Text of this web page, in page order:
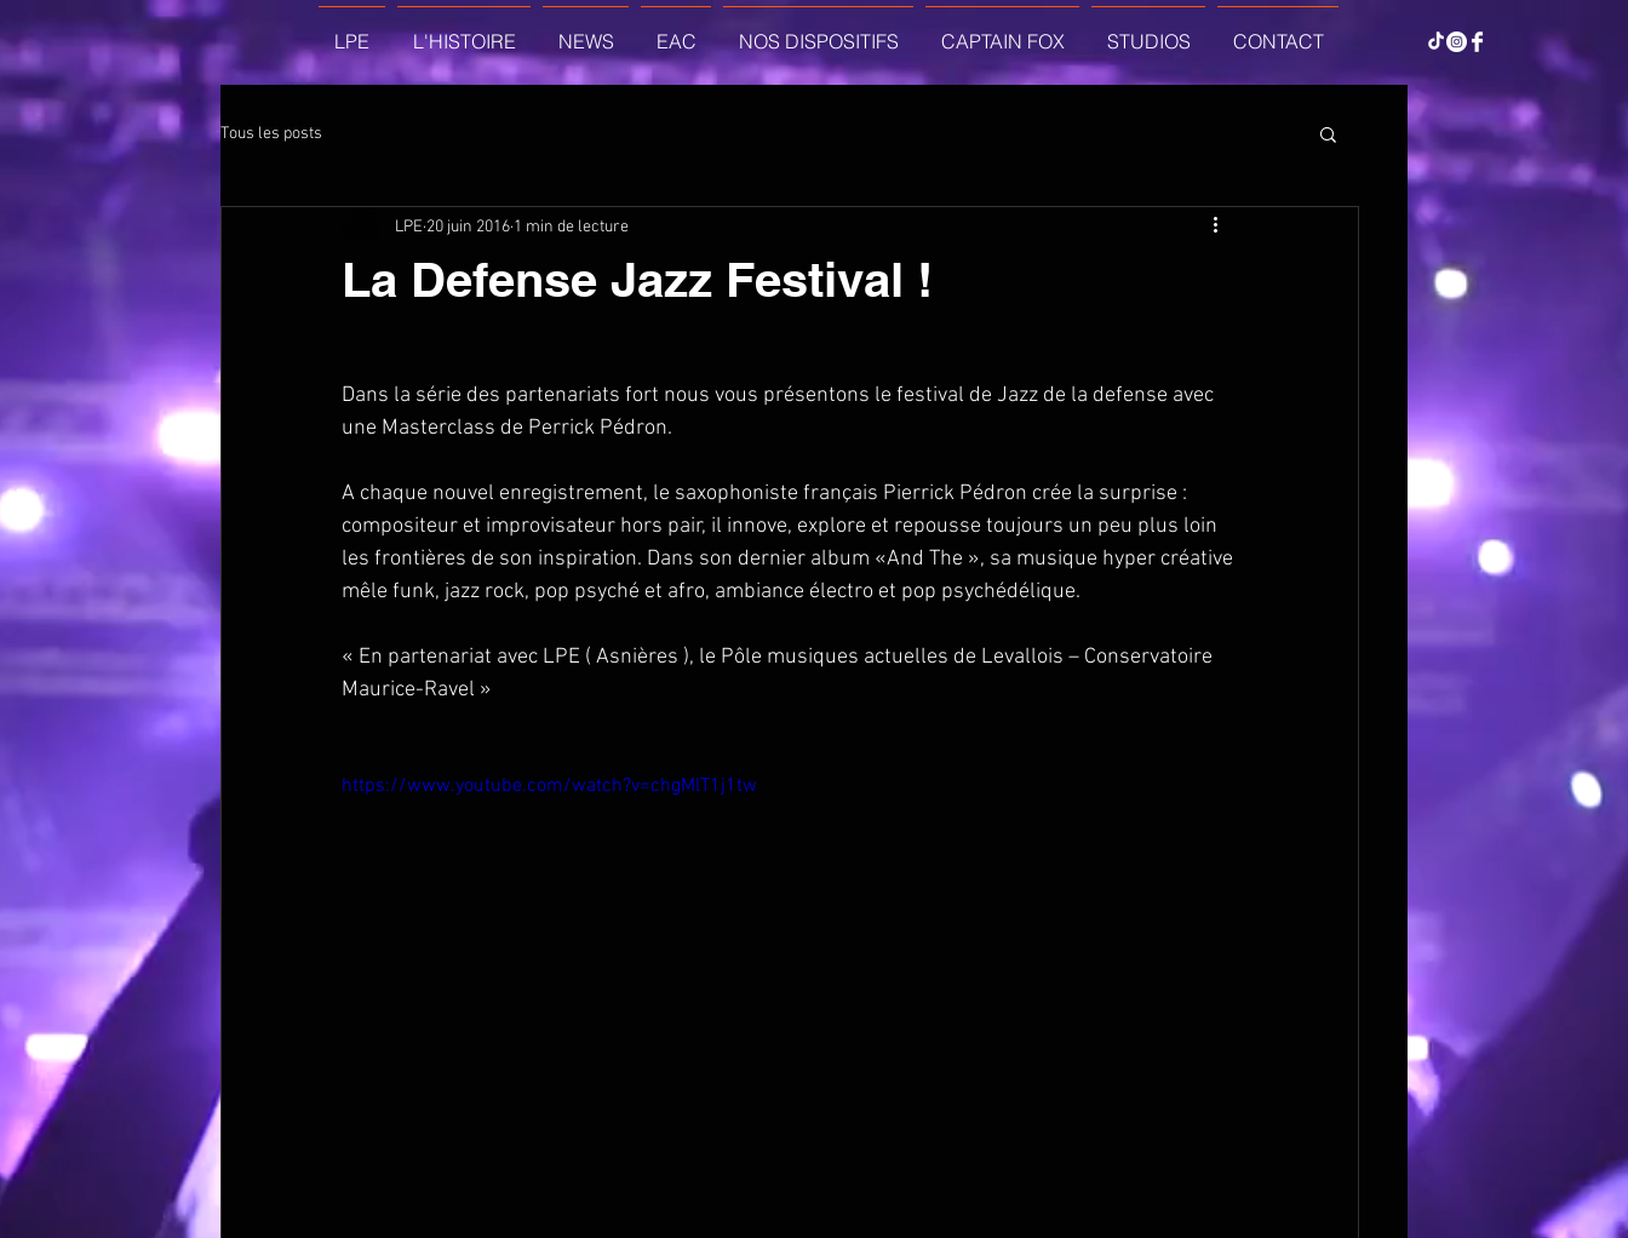
LPE L'HISTOIRE NEWS EAC NOS DISPOSITIFS CAPTAIN FOX STUDIOS CONTACT
Tous les posts
La Defense Jazz Festival !
LPE 20 juin 2016 1 min de lecture
Dans la série des partenariats fort nous vous présentons le festival de Jazz de la defense avec
une Masterclass de Perrick Pédron.
A chaque nouvel enregistrement, le saxophoniste français Pierrick Pédron crée la surprise :
compositeur et improvisateur hors pair, il innove, explore et repousse toujours un peu plus loin
les frontières de son inspiration. Dans son dernier album «And The », sa musique hyper créative
mêle funk, jazz rock, pop psyché et afro, ambiance électro et pop psychédélique.
« En partenariat avec LPE ( Asnières ), le Pôle musiques actuelles de Levallois – Conservatoire
Maurice-Ravel »
https://www.youtube.com/watch?v=chgMlT1j1tw